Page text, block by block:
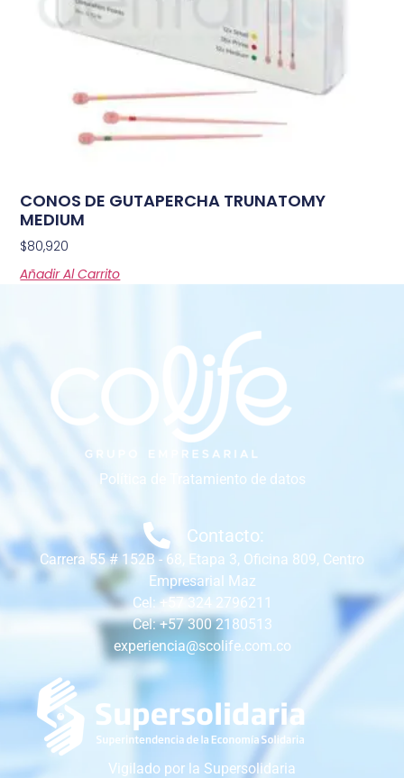
CONOS DE GUTAPERCHA TRUNATOMY
MEDIUM
$80,920
Añadir Al Carrito
Política de Tratamiento de datos
Contacto:
Carrera 55 # 152B - 68, Etapa 3, Oficina 809, Centro
Empresarial Maz
Cel: +57 324 2796211
Cel: +57 300 2180513
experiencia@scolife.com.co
Vigilado por la Supersolidaria